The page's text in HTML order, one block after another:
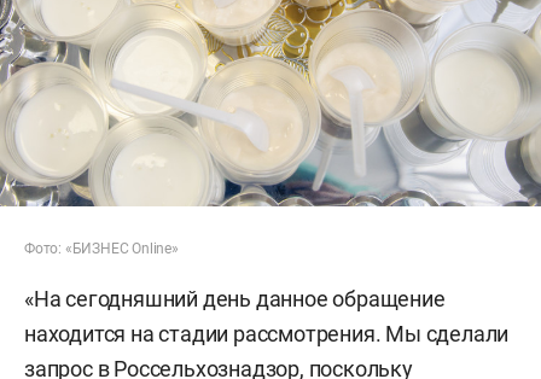
Фото: «БИЗНЕС Online»
«На сегодняшний день данное обращение
находится на стадии рассмотрения. Мы сделали
запрос в Россельхознадзор, поскольку